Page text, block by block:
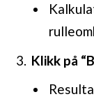
Klikk på